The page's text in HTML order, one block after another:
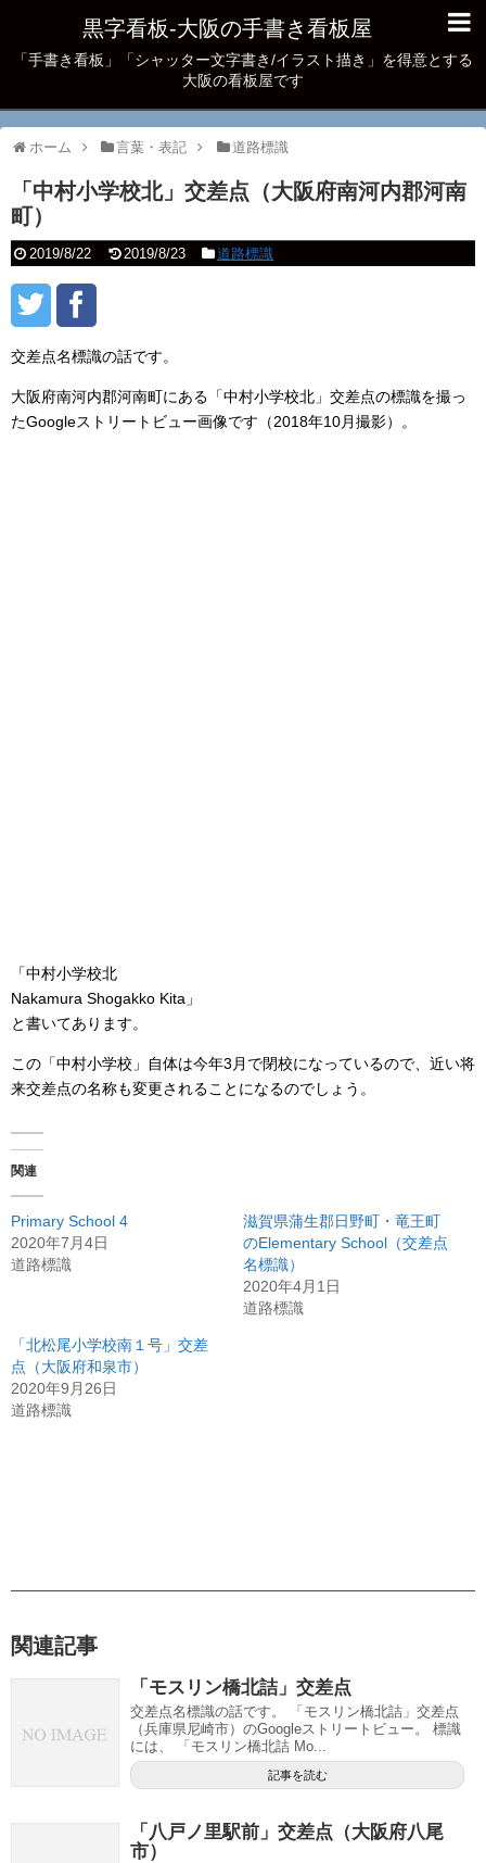
黒字看板‐大阪の手書き看板屋
「手書き看板」「シャッター文字書き/イラスト描き」を得意とする
大阪の看板屋です
ホーム 言葉・表記 道路標識
「中村小学校北」交差点（大阪府南河内郡河南
町）
2019/8/22 2019/8/23 道路標識
交差点名標識の話です。
大阪府南河内郡河南町にある「中村小学校北」交差点の標識を撮っ
たGoogleストリートビュー画像です（2018年10月撮影）。
「中村小学校北
Nakamura Shogakko Kita」
と書いてあります。
この「中村小学校」自体は今年3月で閉校になっているので、近い将
来交差点の名称も変更されることになるのでしょう。
関連
Primary School 4
2020年7月4日
道路標識
滋賀県蒲生郡日野町・竜王町
のElementary School（交差点
名標識）
2020年4月1日
道路標識
「北松尾小学校南１号」交差
点（大阪府和泉市）
2020年9月26日
道路標識
関連記事
「モスリン橋北詰」交差点
交差点名標識の話です。 「モスリン橋北詰」交差点
（兵庫県尼崎市）のGoogleストリートビュー。 標識
には、 「モスリン橋北詰 Mo...
記事を読む
「八戸ノ里駅前」交差点（大阪府八尾
市）